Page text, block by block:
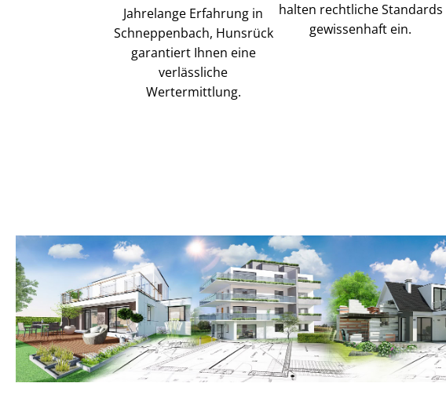
Jahrelange Erfahrung in
Schneppenbach, Hunsrück
garantiert Ihnen eine
verlässliche
Wertermittlung.
halten rechtliche Standards
gewissenhaft ein.